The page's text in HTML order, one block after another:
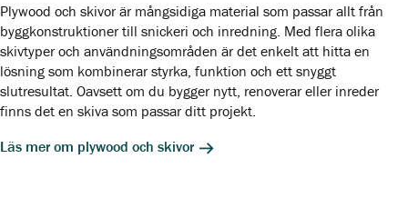
Plywood och skivor är mångsidiga material som passar allt från
byggkonstruktioner till snickeri och inredning. Med flera olika
skivtyper och användningsområden är det enkelt att hitta en
lösning som kombinerar styrka, funktion och ett snyggt
slutresultat. Oavsett om du bygger nytt, renoverar eller inreder
finns det en skiva som passar ditt projekt.
Läs mer om plywood och skivor